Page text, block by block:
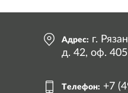
Адрес: г.
д. 42, оф. 405
Телефон: +7